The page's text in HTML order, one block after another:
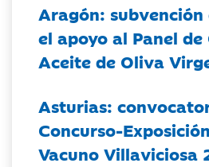
Aragón:
el apoyo al Panel
Aceite de Oliva
Asturias:
Concurso-
Vacuno Villaviciosa